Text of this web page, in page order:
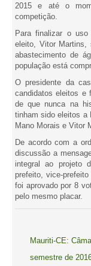
2015 e até o
competição.
Para finalizar o
eleito, Vitor Martins,
abastecimento de
população está
O presidente da
candidatos eleitos e
de que nunca na
tinham sido eleitos a
Mano Morais e Vitor
De acordo com a
discussão a
integral ao projeto
prefeito, vice-
foi aprovado por 8
pelo mesmo placar.
Mauriti-CE:
semestre de